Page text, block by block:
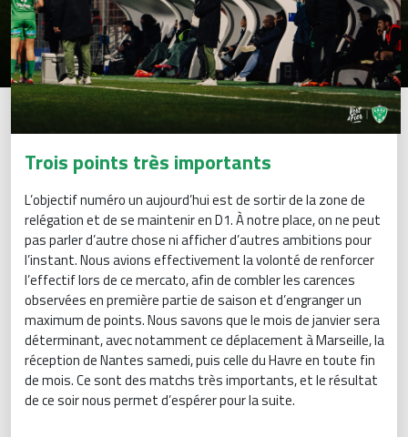
Trois points très importants
L’objectif numéro un aujourd’hui est de sortir de la zone de
relégation et de se maintenir en D1. À notre place, on ne peut
pas parler d’autre chose ni afficher d’autres ambitions pour
l’instant. Nous avions effectivement la volonté de renforcer
l’effectif lors de ce mercato, afin de combler les carences
observées en première partie de saison et d’engranger un
maximum de points. Nous savons que le mois de janvier sera
déterminant, avec notamment ce déplacement à Marseille, la
réception de Nantes samedi, puis celle du Havre en toute fin
de mois. Ce sont des matchs très importants, et le résultat
de ce soir nous permet d’espérer pour la suite.